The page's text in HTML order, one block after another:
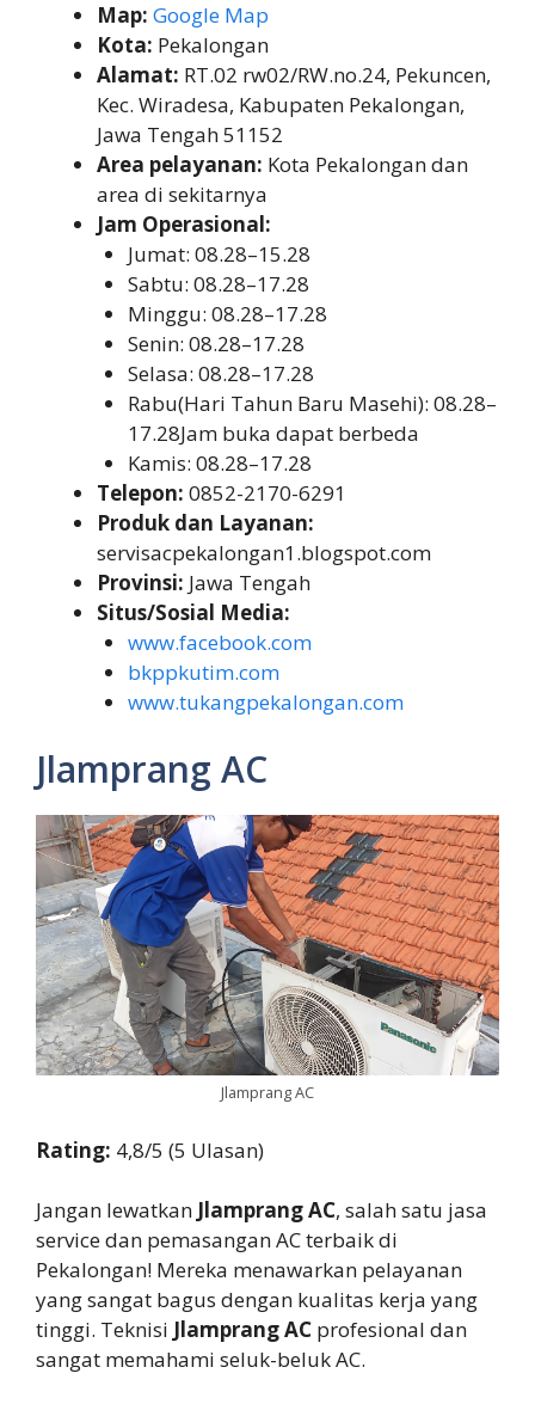
Map: Google Map
Kota: Pekalongan
Alamat: RT.02 rw02/RW.no.24, Pekuncen,
Kec. Wiradesa, Kabupaten Pekalongan,
Jawa Tengah 51152
Area pelayanan: Kota Pekalongan dan
area di sekitarnya
Jam Operasional:
Jumat: 08.28–15.28
Sabtu: 08.28–17.28
Minggu: 08.28–17.28
Senin: 08.28–17.28
Selasa: 08.28–17.28
Rabu(Hari Tahun Baru Masehi): 08.28–
17.28Jam buka dapat berbeda
Kamis: 08.28–17.28
Telepon: 0852-2170-6291
Produk dan Layanan:
servisacpekalongan1.blogspot.com
Provinsi: Jawa Tengah
Situs/Sosial Media:
www.facebook.com
bkppkutim.com
www.tukangpekalongan.com
Jlamprang AC
Jlamprang AC
Rating: 4,8/5 (5 Ulasan)
Jangan lewatkan Jlamprang AC, salah satu jasa
service dan pemasangan AC terbaik di
Pekalongan! Mereka menawarkan pelayanan
yang sangat bagus dengan kualitas kerja yang
tinggi. Teknisi Jlamprang AC profesional dan
sangat memahami seluk-beluk AC.